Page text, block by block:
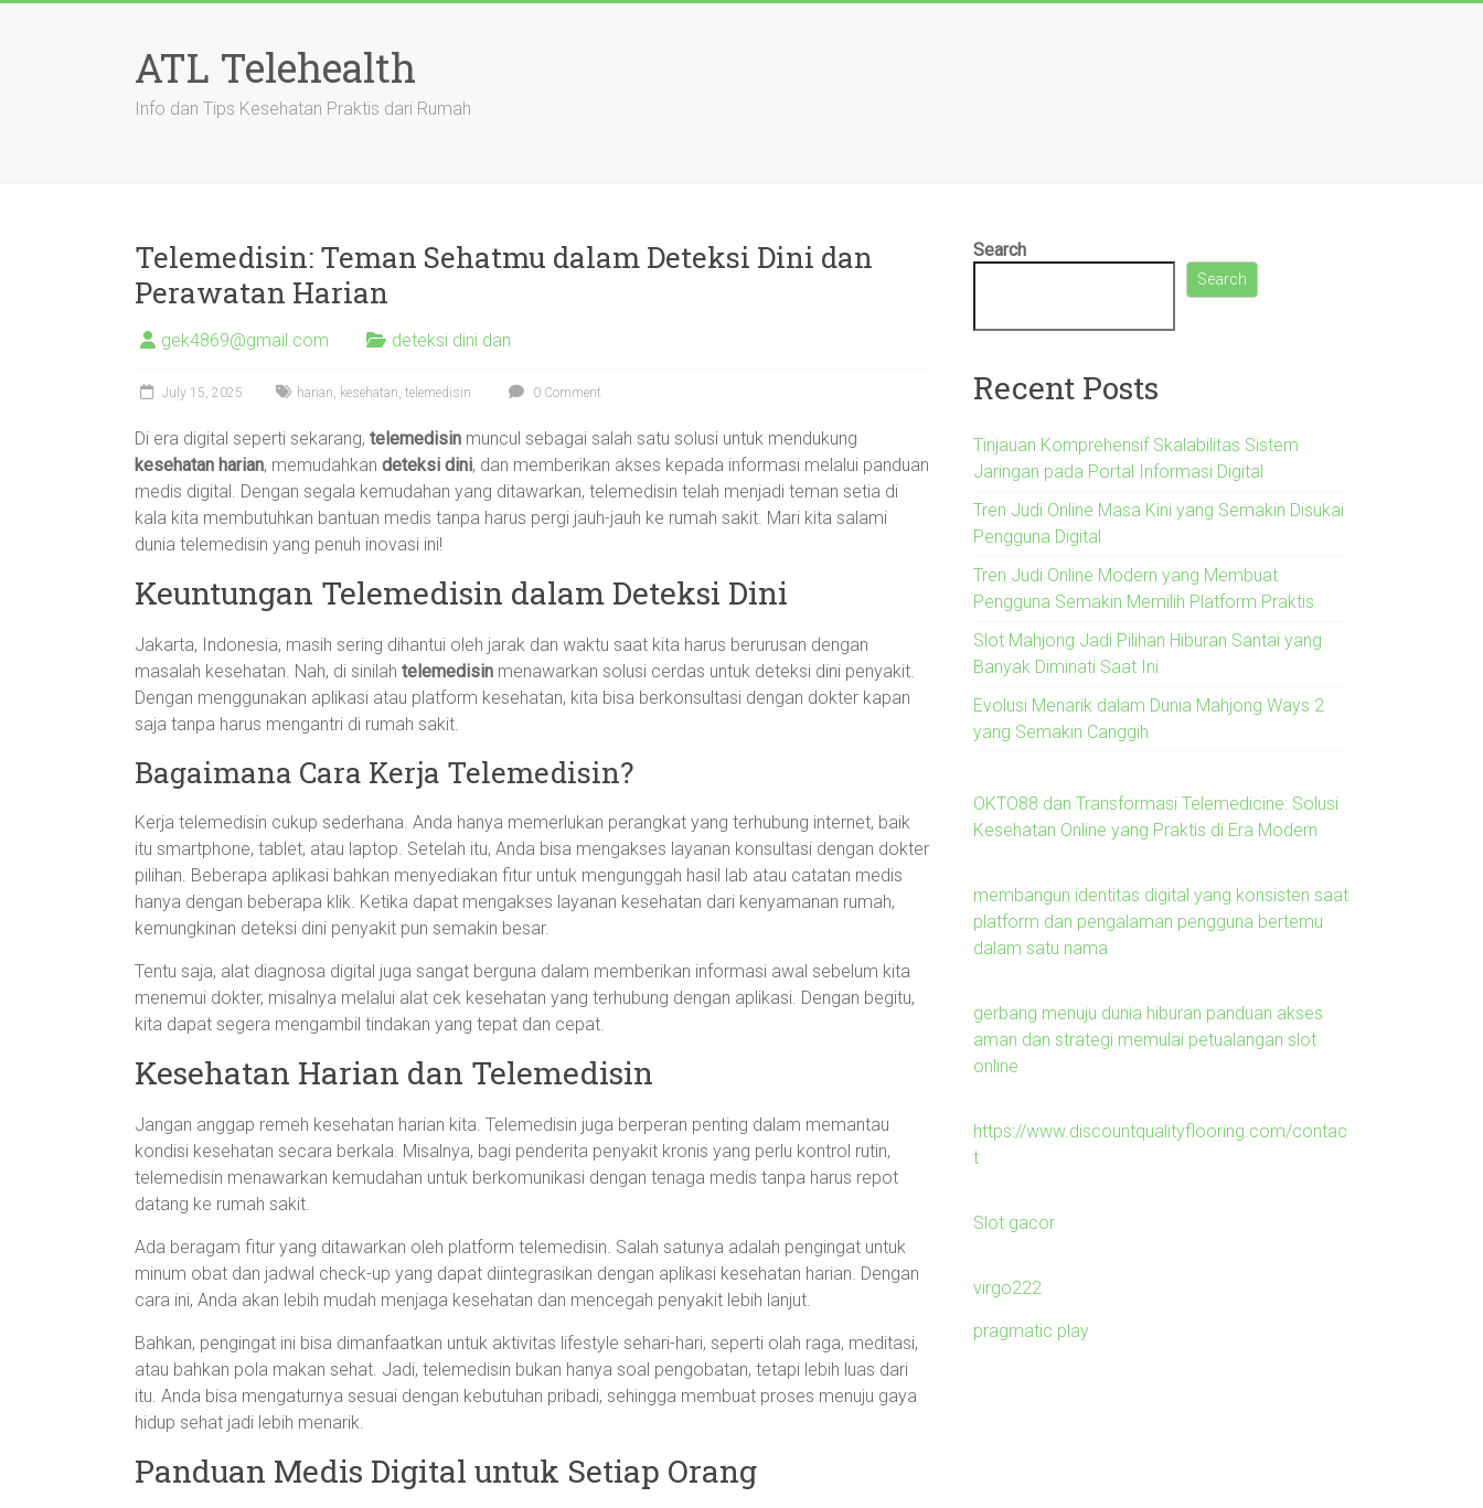
ATL Telehealth
Info dan Tips Kesehatan Praktis dari Rumah
Telemedisin: Teman Sehatmu dalam Deteksi Dini dan
Perawatan Harian
gek4869@gmail.com deteksi dini dan
July 15, 2025 harian, kesehatan, telemedisin 0 Comment
Di era digital seperti sekarang, telemedisin muncul sebagai salah satu solusi untuk mendukung
kesehatan harian, memudahkan deteksi dini, dan memberikan akses kepada informasi melalui panduan
medis digital. Dengan segala kemudahan yang ditawarkan, telemedisin telah menjadi teman setia di
kala kita membutuhkan bantuan medis tanpa harus pergi jauh-jauh ke rumah sakit. Mari kita salami
dunia telemedisin yang penuh inovasi ini!
Keuntungan Telemedisin dalam Deteksi Dini
Jakarta, Indonesia, masih sering dihantui oleh jarak dan waktu saat kita harus berurusan dengan
masalah kesehatan. Nah, di sinilah telemedisin menawarkan solusi cerdas untuk deteksi dini penyakit.
Dengan menggunakan aplikasi atau platform kesehatan, kita bisa berkonsultasi dengan dokter kapan
saja tanpa harus mengantri di rumah sakit.
Bagaimana Cara Kerja Telemedisin?
Kerja telemedisin cukup sederhana. Anda hanya memerlukan perangkat yang terhubung internet, baik
itu smartphone, tablet, atau laptop. Setelah itu, Anda bisa mengakses layanan konsultasi dengan dokter
pilihan. Beberapa aplikasi bahkan menyediakan fitur untuk mengunggah hasil lab atau catatan medis
hanya dengan beberapa klik. Ketika dapat mengakses layanan kesehatan dari kenyamanan rumah,
kemungkinan deteksi dini penyakit pun semakin besar.
Tentu saja, alat diagnosa digital juga sangat berguna dalam memberikan informasi awal sebelum kita
menemui dokter, misalnya melalui alat cek kesehatan yang terhubung dengan aplikasi. Dengan begitu,
kita dapat segera mengambil tindakan yang tepat dan cepat.
Kesehatan Harian dan Telemedisin
Jangan anggap remeh kesehatan harian kita. Telemedisin juga berperan penting dalam memantau
kondisi kesehatan secara berkala. Misalnya, bagi penderita penyakit kronis yang perlu kontrol rutin,
telemedisin menawarkan kemudahan untuk berkomunikasi dengan tenaga medis tanpa harus repot
datang ke rumah sakit.
Ada beragam fitur yang ditawarkan oleh platform telemedisin. Salah satunya adalah pengingat untuk
minum obat dan jadwal check-up yang dapat diintegrasikan dengan aplikasi kesehatan harian. Dengan
cara ini, Anda akan lebih mudah menjaga kesehatan dan mencegah penyakit lebih lanjut.
Bahkan, pengingat ini bisa dimanfaatkan untuk aktivitas lifestyle sehari-hari, seperti olah raga, meditasi,
atau bahkan pola makan sehat. Jadi, telemedisin bukan hanya soal pengobatan, tetapi lebih luas dari
itu. Anda bisa mengaturnya sesuai dengan kebutuhan pribadi, sehingga membuat proses menuju gaya
hidup sehat jadi lebih menarik.
Panduan Medis Digital untuk Setiap Orang
Search
Search
Recent Posts
Tinjauan Komprehensif Skalabilitas Sistem
Jaringan pada Portal Informasi Digital
Tren Judi Online Masa Kini yang Semakin Disukai
Pengguna Digital
Tren Judi Online Modern yang Membuat
Pengguna Semakin Memilih Platform Praktis
Slot Mahjong Jadi Pilihan Hiburan Santai yang
Banyak Diminati Saat Ini
Evolusi Menarik dalam Dunia Mahjong Ways 2
yang Semakin Canggih
OKTO88 dan Transformasi Telemedicine: Solusi
Kesehatan Online yang Praktis di Era Modern
membangun identitas digital yang konsisten saat
platform dan pengalaman pengguna bertemu
dalam satu nama
gerbang menuju dunia hiburan panduan akses
aman dan strategi memulai petualangan slot
online
https://www.discountqualityflooring.com/contac
t
Slot gacor
virgo222
pragmatic play